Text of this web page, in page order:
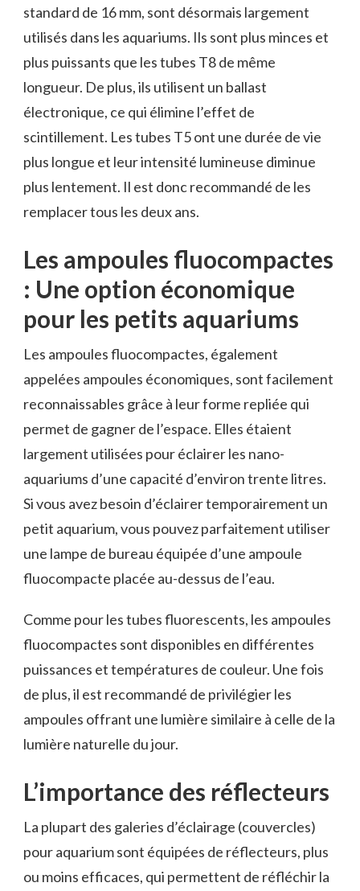
standard de 16 mm, sont désormais largement
utilisés dans les aquariums. Ils sont plus minces et
plus puissants que les tubes T8 de même
longueur. De plus, ils utilisent un ballast
électronique, ce qui élimine l’effet de
scintillement. Les tubes T5 ont une durée de vie
plus longue et leur intensité lumineuse diminue
plus lentement. Il est donc recommandé de les
remplacer tous les deux ans.
Les ampoules fluocompactes
: Une option économique
pour les petits aquariums
Les ampoules fluocompactes, également
appelées ampoules économiques, sont facilement
reconnaissables grâce à leur forme repliée qui
permet de gagner de l’espace. Elles étaient
largement utilisées pour éclairer les nano-
aquariums d’une capacité d’environ trente litres.
Si vous avez besoin d’éclairer temporairement un
petit aquarium, vous pouvez parfaitement utiliser
une lampe de bureau équipée d’une ampoule
fluocompacte placée au-dessus de l’eau.
Comme pour les tubes fluorescents, les ampoules
fluocompactes sont disponibles en différentes
puissances et températures de couleur. Une fois
de plus, il est recommandé de privilégier les
ampoules offrant une lumière similaire à celle de la
lumière naturelle du jour.
L’importance des réflecteurs
La plupart des galeries d’éclairage (couvercles)
pour aquarium sont équipées de réflecteurs, plus
ou moins efficaces, qui permettent de réfléchir la